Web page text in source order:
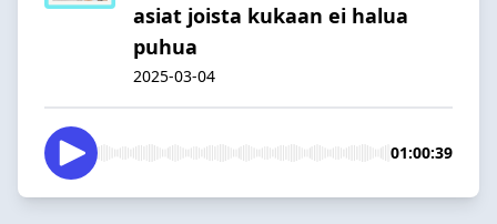
asiat joista kukaan ei halua
puhua
2025-03-04
01:00:39